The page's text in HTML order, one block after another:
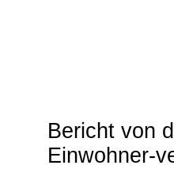
Bericht von
Einwohner-